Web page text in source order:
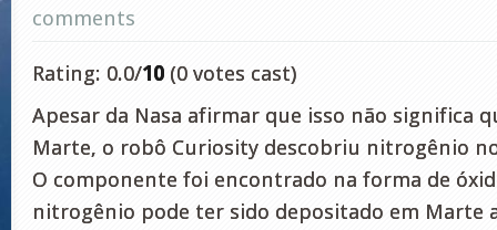
comments
Rating: 0.0/10 (0 votes cast)
Apesar da Nasa afirmar que isso não significa
Marte, o robô Curiosity descobriu nitrogênio
O componente foi encontrado na forma de
nitrogênio pode ter sido depositado em Marte